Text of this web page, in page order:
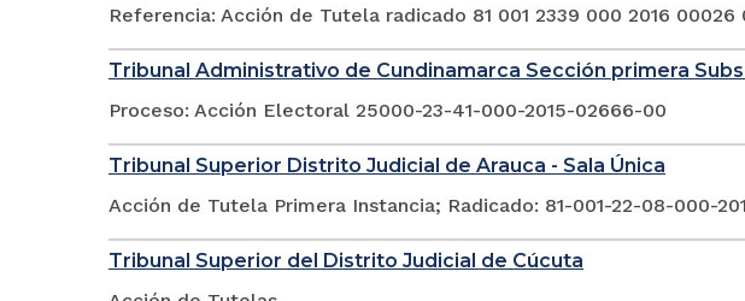
Referencia: Acción de Tutela radicado 81 001 2339 000 2016 00026
Tribunal Administrativo de Cundinamarca Sección primera
Proceso: Acción Electoral 25000-23-41-000-2015-02666-00
Tribunal Superior Distrito Judicial de Arauca - Sala Única
Acción de Tutela Primera Instancia; Radicado: 81-001-22-08-000-
Tribunal Superior del Distrito Judicial de Cúcuta